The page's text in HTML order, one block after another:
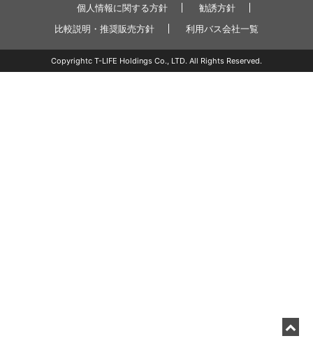
個人情報に関する方針
勧誘方針
比較説明・推奨販売方針
利用バス会社一覧
Copyrightc T-LIFE Holdings Co., LTD. All Rights Reserved.